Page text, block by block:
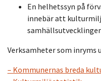
En helhetssyn på
innebär att
Verksamheter som
– Kommunernas breda